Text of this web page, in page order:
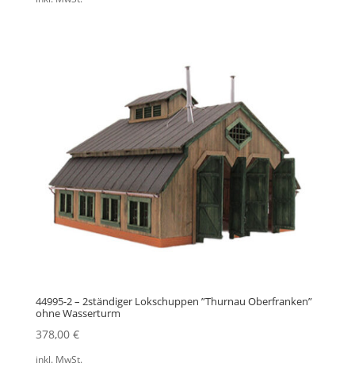
44995-2 – 2ständiger Lokschuppen ”Thurnau Oberfranken”
ohne Wasserturm
378,00 €
inkl. MwSt.